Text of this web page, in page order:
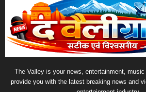
The Valley is your news, entertainment,
provide you with the latest breaking news and